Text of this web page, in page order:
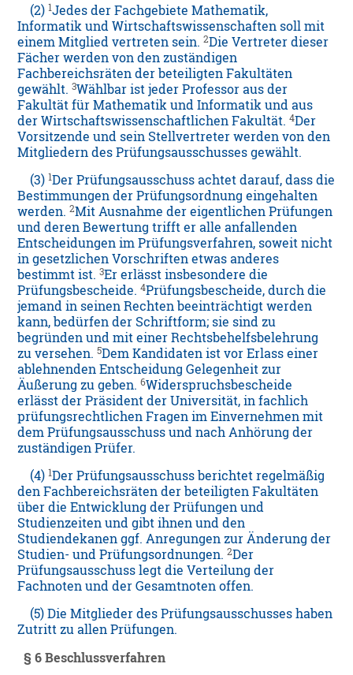
(2)1Jedes der Fachgebiete Mathematik,
Informatik und Wirtschaftswissenschaften soll mit
einem Mitglied vertreten sein.2Die Vertreter dieser
Fächer werden von den zuständigen
Fachbereichsräten der beteiligten Fakultäten
gewählt.3Wählbar ist jeder Professor aus der
Fakultät für Mathematik und Informatik und aus
der Wirtschaftswissenschaftlichen Fakultät.4Der
Vorsitzende und sein Stellvertreter werden von den
Mitgliedern des Prüfungsausschusses gewählt.
(3)1Der Prüfungsausschuss achtet darauf, dass die
Bestimmungen der Prüfungsordnung eingehalten
werden.2Mit Ausnahme der eigentlichen Prüfungen
und deren Bewertung trifft er alle anfallenden
Entscheidungen im Prüfungsverfahren, soweit nicht
in gesetzlichen Vorschriften etwas anderes
bestimmt ist.3Er erlässt insbesondere die
Prüfungsbescheide.4Prüfungsbescheide, durch die
jemand in seinen Rechten beeinträchtigt werden
kann, bedürfen der Schriftform; sie sind zu
begründen und mit einer Rechtsbehelfsbelehrung
zu versehen.5Dem Kandidaten ist vor Erlass einer
ablehnenden Entscheidung Gelegenheit zur
Äußerung zu geben.6Widerspruchsbescheide
erlässt der Präsident der Universität, in fachlich
prüfungsrechtlichen Fragen im Einvernehmen mit
dem Prüfungsausschuss und nach Anhörung der
zuständigen Prüfer.
(4)1Der Prüfungsausschuss berichtet regelmäßig
den Fachbereichsräten der beteiligten Fakultäten
über die Entwicklung der Prüfungen und
Studienzeiten und gibt ihnen und den
Studiendekanen ggf. Anregungen zur Änderung der
Studien- und Prüfungsordnungen.2Der
Prüfungsausschuss legt die Verteilung der
Fachnoten und der Gesamtnoten offen.
(5) Die Mitglieder des Prüfungsausschusses haben
Zutritt zu allen Prüfungen.
§ 6 Beschlussverfahren